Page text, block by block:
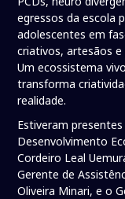
egressos da escola
adolescentes em
criativos, artesãos
Um ecossistema
transforma
realidade.
Estiveram
Desenvolvimento
Cordeiro Leal
Gerente de
Oliveira Minari, e o